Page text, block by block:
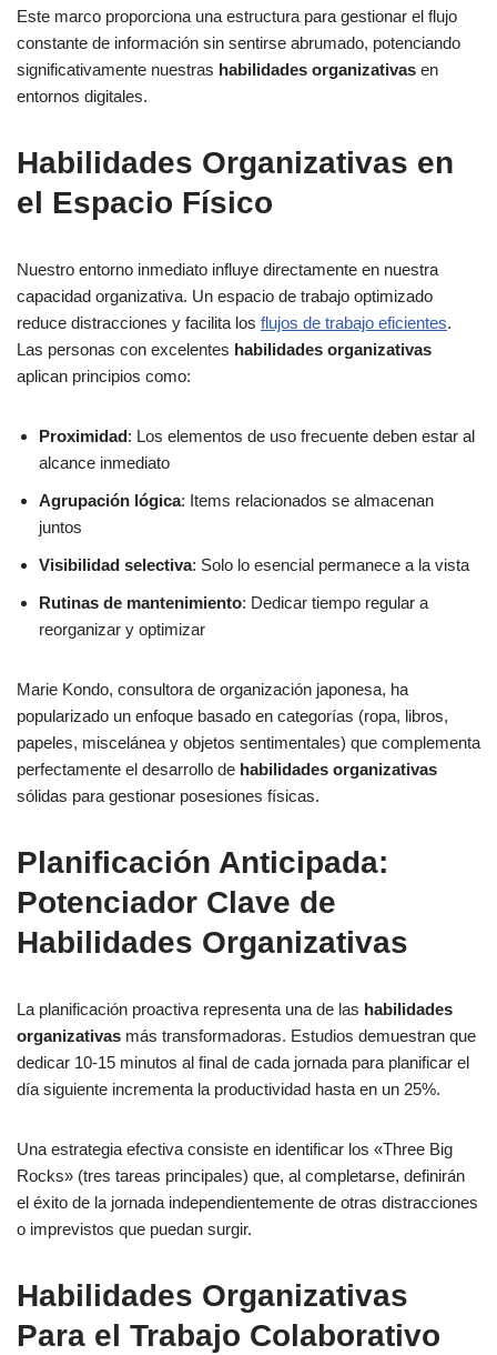
Este marco proporciona una estructura para gestionar el flujo
constante de información sin sentirse abrumado, potenciando
significativamente nuestras habilidades organizativas en
entornos digitales.
Habilidades Organizativas en
el Espacio Físico
Nuestro entorno inmediato influye directamente en nuestra
capacidad organizativa. Un espacio de trabajo optimizado
reduce distracciones y facilita los flujos de trabajo eficientes.
Las personas con excelentes habilidades organizativas
aplican principios como:
Proximidad: Los elementos de uso frecuente deben estar al
alcance inmediato
Agrupación lógica: Items relacionados se almacenan
juntos
Visibilidad selectiva: Solo lo esencial permanece a la vista
Rutinas de mantenimiento: Dedicar tiempo regular a
reorganizar y optimizar
Marie Kondo, consultora de organización japonesa, ha
popularizado un enfoque basado en categorías (ropa, libros,
papeles, miscelánea y objetos sentimentales) que complementa
perfectamente el desarrollo de habilidades organizativas
sólidas para gestionar posesiones físicas.
Planificación Anticipada:
Potenciador Clave de
Habilidades Organizativas
La planificación proactiva representa una de las habilidades
organizativas más transformadoras. Estudios demuestran que
dedicar 10-15 minutos al final de cada jornada para planificar el
día siguiente incrementa la productividad hasta en un 25%.
Una estrategia efectiva consiste en identificar los «Three Big
Rocks» (tres tareas principales) que, al completarse, definirán
el éxito de la jornada independientemente de otras distracciones
o imprevistos que puedan surgir.
Habilidades Organizativas
Para el Trabajo Colaborativo